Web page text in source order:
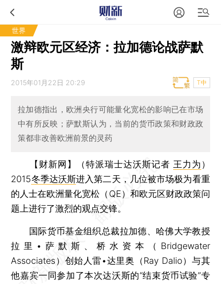
世界
激辩欧元区经济：拉加德论战萨默
斯
2015年01月22日 20:29 T中
拉加德指出，欧洲央行可能量化宽松的影响已在市场
中有所反映；萨默斯认为，当前的货币政策和财政政
策都非改善欧洲前景的灵药
【财新网】（特派瑞士达沃斯记者 王力为 ）
2015冬季达沃斯进入第二天，几位被市场极为看重
的人士在欧洲量化宽松（QE）和欧元区财政政策问
题上进行了激烈的观点交锋。
国际货币基金组织总裁拉加德、哈佛大学教授
拉里•萨默斯、桥水资本（Bridgewater
Associates）创始人雷•达里奥（Ray Dalio）与其
他嘉宾一同参加了本次达沃斯的“结束货币试验”专